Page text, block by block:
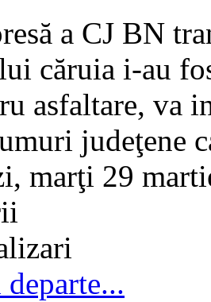
a CJ BN
căruia i-au
asfaltare, va
judeţene
marţi 29